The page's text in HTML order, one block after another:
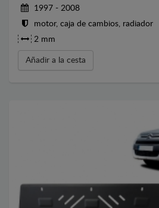
1997 - 2008
motor, caja de cambios, radiador
2 mm
Añadir a la cesta